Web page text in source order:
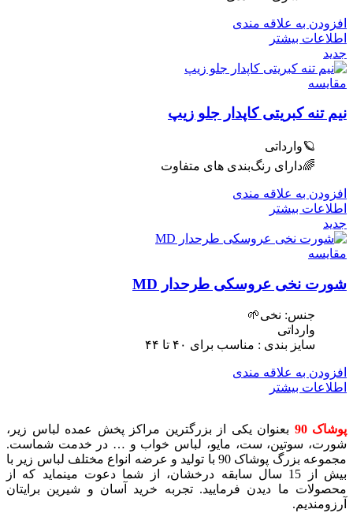
افزودن به علاقه مندی
اطلاعات بیشتر
جدید
مقایسه
نیم تنه کبریتی کاپدار جلو زیپ
🪐وارداتی
🌈دارای رنگ‌بندی های متفاوت
افزودن به علاقه مندی
اطلاعات بیشتر
جدید
مقایسه
شورت نخی عروسکی طرحدار MD
جنس: نخی🌱
وارداتی
سایز بندی : مناسب برای ۴٠ تا ۴۴
افزودن به علاقه مندی
اطلاعات بیشتر
پوشاک 90
بعنوان یکی از بزرگترین مراکز پخش عمده لباس زیر،
شورت، سوتین، ست، مایو، لباس خواب و … در خدمت شماست.
مجموعه بزرگ پوشاک 90 با تولید و عرضه انواع مختلف لباس زیر با
بیش از 15 سال سابقه درخشان، از شما دعوت مینماید که از
محصولات ما دیدن فرمایید. تجربه خرید آسان و شیرین برایتان
آرزومندیم.